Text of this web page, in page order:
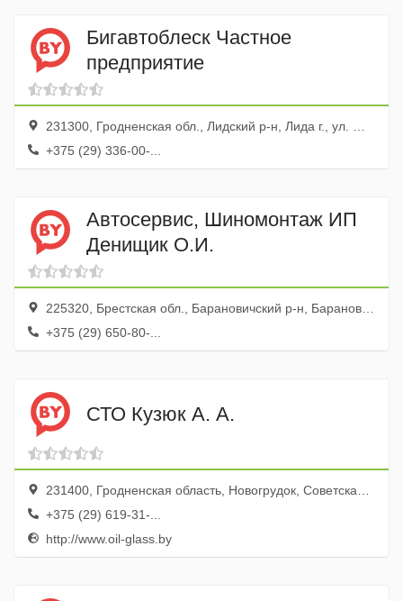
Бигавтоблеск Частное
предприятие
231300, Гродненская обл., Лидский р-н, Лида г., ул. Мицкевича, 45
+375 (29) 336-00-...
Автосервис, Шиномонтаж ИП
Денищик О.И.
225320, Брестская обл., Барановичский р-н, Барановичи г., ул. Загородняя, 45, корп.1
+375 (29) 650-80-...
СТО Кузюк А. А.
231400, Гродненская область, Новогрудок, Советская улица, 67Ж
+375 (29) 619-31-...
http://www.oil-glass.by